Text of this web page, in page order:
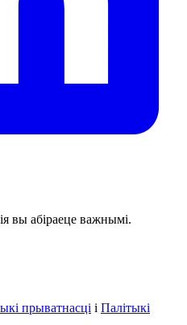
вы абіраеце важнымі.
прыватнасці і Палітыкі